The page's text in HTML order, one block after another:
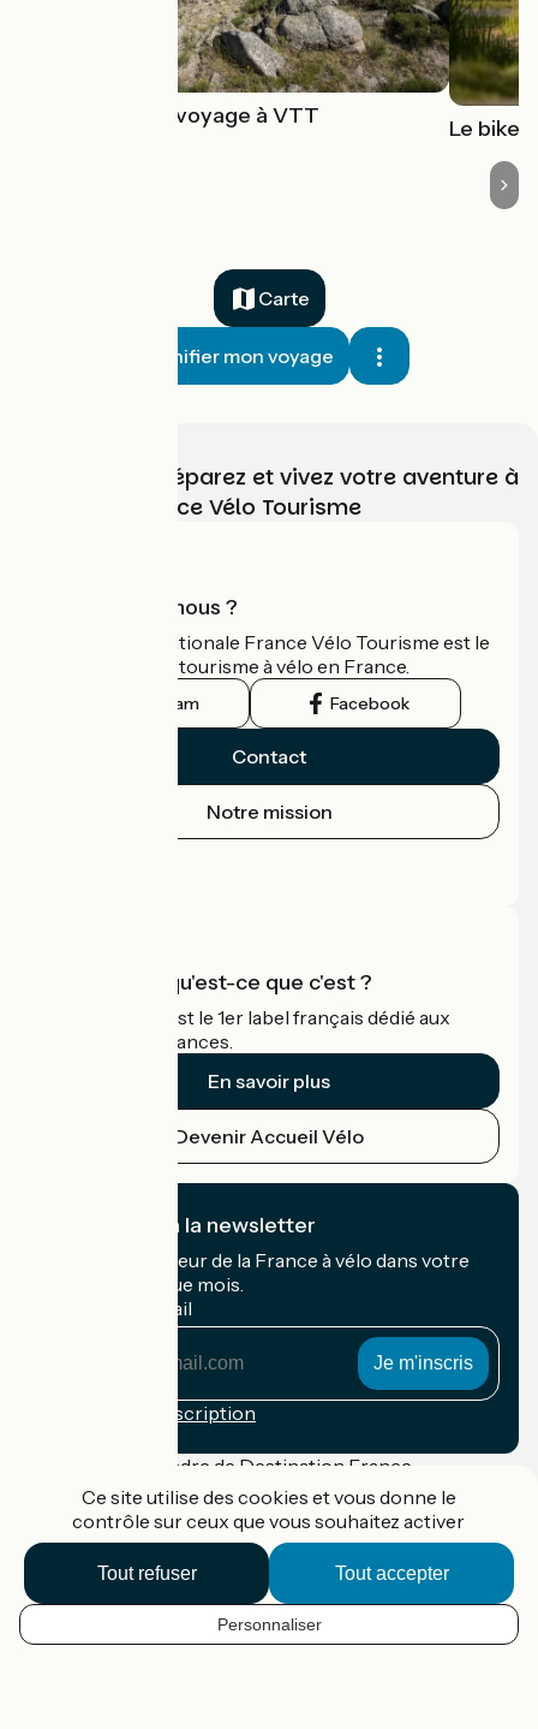
FR
Préparer son voyage à VTT
Le
Carte
Planifier mon voyage
Choisissez, préparez et vivez votre aventure à
vélo avec France Vélo Tourisme
Qui sommes-nous ?
L'association nationale France Vélo Tourisme est le
guide officiel du tourisme à vélo en France.
Instagram Facebook
Contact
Notre mission
Accueil Vélo qu'est-ce que c'est ?
Accueil Vélo c'est le 1er label français dédié aux
cyclistes en vacances.
En savoir plus
Devenir Accueil Vélo
Je m'abonne à la newsletter
Recevez le meilleur de la France à vélo dans votre
boîte mail chaque mois.
Mon adresse mail
Conditions d'inscription
Financé dans le cadre de Destination France
Accueil Vélo Pro
Contact
Mentions légales
Confidentialité
Ce site utilise des cookies et vous donne le
contrôle sur ceux que vous souhaitez activer
Tout accepter
Tout refuser
Personnaliser